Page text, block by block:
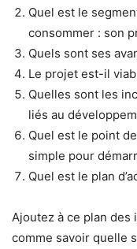
Quel est le
consommer : son
Quels sont ses
Le projet est-il
Quelles sont les
liés au
Quel est le point
simple pour
Quel est le plan
Ajoutez à ce plan
comme savoir quelle